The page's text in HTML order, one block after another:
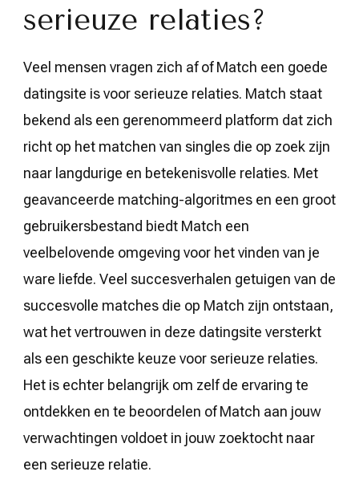
serieuze relaties?
Veel mensen vragen zich af of Match een goede
datingsite is voor serieuze relaties. Match staat
bekend als een gerenommeerd platform dat zich
richt op het matchen van singles die op zoek zijn
naar langdurige en betekenisvolle relaties. Met
geavanceerde matching-algoritmes en een groot
gebruikersbestand biedt Match een
veelbelovende omgeving voor het vinden van je
ware liefde. Veel succesverhalen getuigen van de
succesvolle matches die op Match zijn ontstaan,
wat het vertrouwen in deze datingsite versterkt
als een geschikte keuze voor serieuze relaties.
Het is echter belangrijk om zelf de ervaring te
ontdekken en te beoordelen of Match aan jouw
verwachtingen voldoet in jouw zoektocht naar
een serieuze relatie.